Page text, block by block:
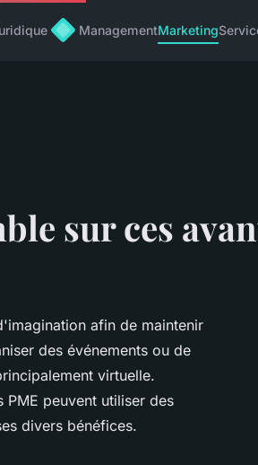
ManagementMarketing
sur ces
afin de maintenir
des événements ou de
virtuelle.
peuvent utiliser des
divers bénéfices.